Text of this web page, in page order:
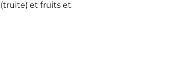
et fruits et